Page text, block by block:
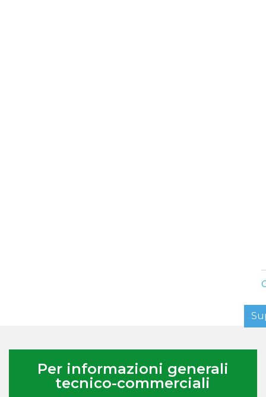
Per informazioni generali
tecnico-commerciali